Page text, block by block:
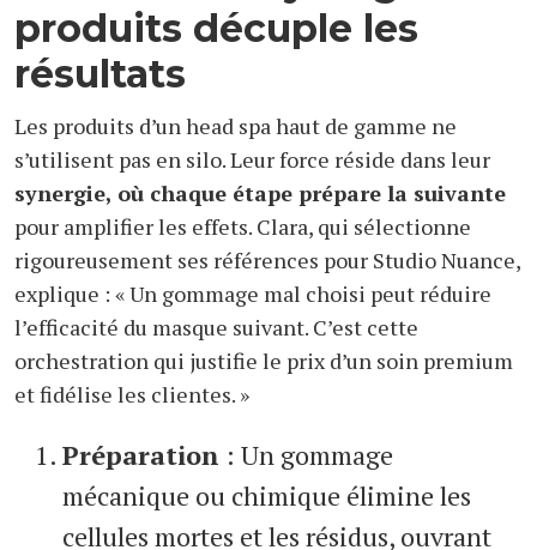
produits décuple les
résultats
Les produits d’un head spa haut de gamme ne
s’utilisent pas en silo. Leur force réside dans leur
synergie, où chaque étape prépare la suivante
pour amplifier les effets. Clara, qui sélectionne
rigoureusement ses références pour Studio Nuance,
explique : « Un gommage mal choisi peut réduire
l’efficacité du masque suivant. C’est cette
orchestration qui justifie le prix d’un soin premium
et fidélise les clientes. »
Préparation : Un gommage
mécanique ou chimique élimine les
cellules mortes et les résidus, ouvrant